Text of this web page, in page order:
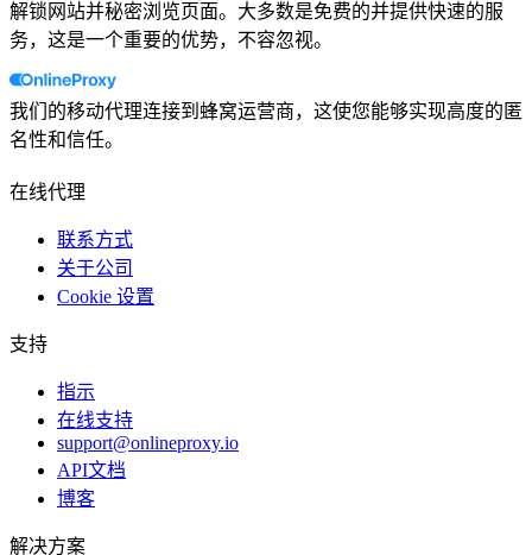
解锁网站并秘密浏览页面。大多数是免费的并提供快速的服
务，这是一个重要的优势，不容忽视。
我们的移动代理连接到蜂窝运营商，这使您能够实现高度的匿
名性和信任。
在线代理
联系方式
关于公司
Cookie 设置
支持
指示
在线支持
support@onlineproxy.io
API文档
博客
解决方案